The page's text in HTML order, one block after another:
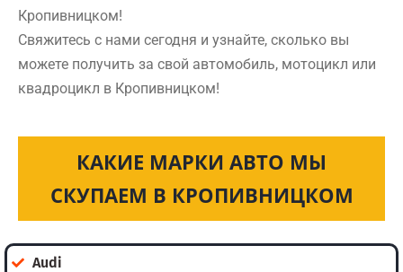
Кропивницком!
Свяжитесь с нами сегодня и узнайте, сколько вы
можете получить за свой автомобиль, мотоцикл или
квадроцикл в Кропивницком!
КАКИЕ МАРКИ АВТО МЫ
СКУПАЕМ В КРОПИВНИЦКОМ
Audi